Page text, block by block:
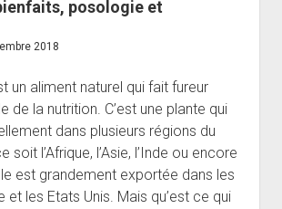
posologie et
2018
un aliment naturel qui fait fureur
de la nutrition. C’est une plante qui
dans plusieurs régions du
soit l’Afrique, l’Asie, l’Inde ou encore
est grandement exportée dans les
et les Etats Unis. Mais qu’est ce qui